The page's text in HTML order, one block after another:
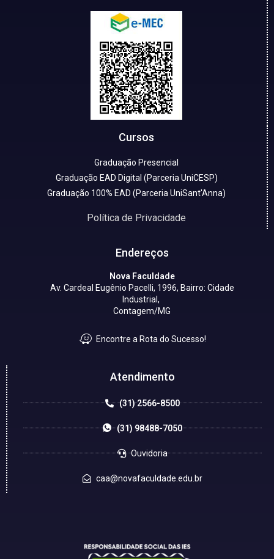
Cursos
Graduação Presencial
Graduação EAD Digital (Parceria UniCESP)
Graduação 100% EAD (Parceria UniSant'Anna)
Política de Privacidade
Endereços
Nova Faculdade
Av. Cardeal Eugênio Pacelli, 1996, Bairro: Cidade
Industrial,
Contagem/MG
Encontre a Rota do Sucesso!
Atendimento
(31) 2566-8500
(31) 98488-7050
Ouvidoria
caa@novafaculdade.edu.br